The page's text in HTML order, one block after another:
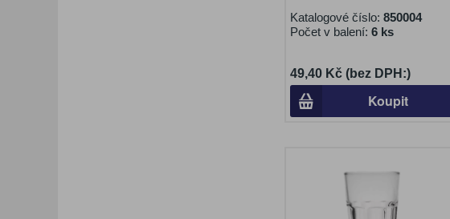
Katalogové číslo: 850004
Počet v balení: 6 ks
49,40 Kč (bez DPH:)
Koupit